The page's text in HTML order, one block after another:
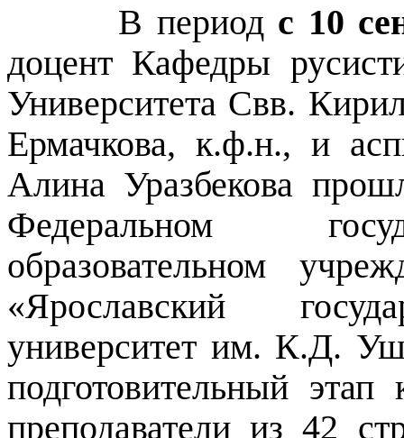
В период с 10
доцент Кафедры
Университета Свв.
Ермачкова, к.ф.н., и
Алина Уразбекова
Федеральном
образовательном
«Ярославский
университет им. К.Д.
подготовительный
преподаватели из 42